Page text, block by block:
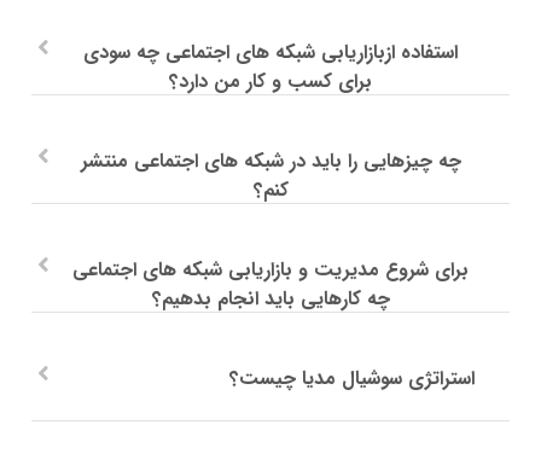
استفاده ازبازاریابی شبکه های اجتماعی چه سودی
برای کسب و کار من دارد؟
چه چیزهایی را باید در شبکه های اجتماعی منتشر
کنم؟
برای شروع مدیریت و بازاریابی شبکه های اجتماعی
چه کارهایی باید انجام بدهیم؟
استراتژی سوشیال مدیا چیست؟